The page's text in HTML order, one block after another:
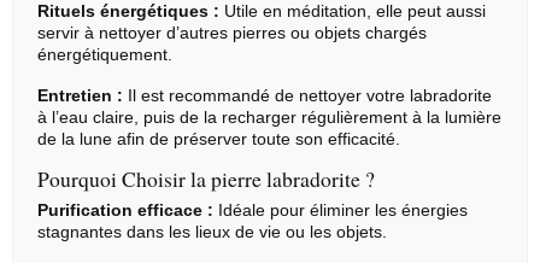
Rituels énergétiques : Utile en méditation, elle peut aussi
servir à nettoyer d’autres pierres ou objets chargés
énergétiquement.
Entretien : Il est recommandé de nettoyer votre labradorite
à l’eau claire, puis de la recharger régulièrement à la lumière
de la lune afin de préserver toute son efficacité.
Pourquoi Choisir la pierre labradorite ?
Purification efficace : Idéale pour éliminer les énergies
stagnantes dans les lieux de vie ou les objets.